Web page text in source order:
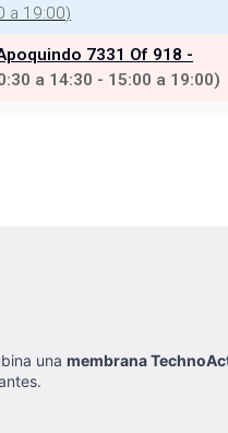
a 19:00)
7331 Of 918 -
a 14:30 - 15:00 a 19:00)
una membrana